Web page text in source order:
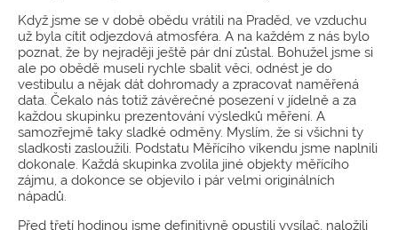
Když jsme se v době obědu vrátili na Praděd, ve vzduchu
už byla cítit odjezdová atmosféra. A na každém z nás bylo
poznat, že by nejraději ještě pár dní zůstal. Bohužel jsme si
ale po obědě museli rychle sbalit věci, odnést je do
vestibulu a nějak dát dohromady a zpracovat naměřená
data. Čekalo nás totiž závěrečné posezení v jídelně a za
každou skupinku prezentování výsledků měření. A
samozřejmě taky sladké odměny. Myslím, že si všichni ty
sladkosti zasloužili. Podstatu Měřícího víkendu jsme naplnili
dokonale. Každá skupinka zvolila jiné objekty měřícího
zájmu, a dokonce se objevilo i pár velmi originálních
nápadů.
Před třetí hodinou jsme definitivně opustili vysílač, naložili